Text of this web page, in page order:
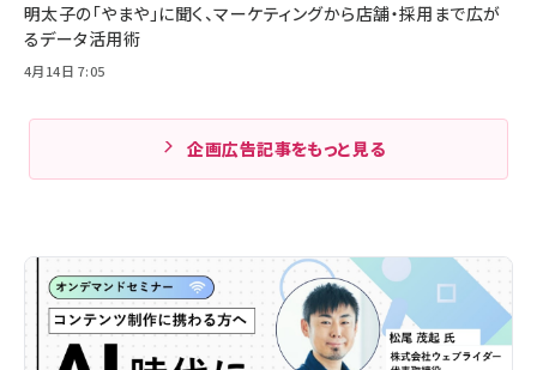
明太子の「やまや」に聞く、マーケティングから店舗・採用まで広が
るデータ活用術
4月14日 7:05
企画広告記事をもっと見る